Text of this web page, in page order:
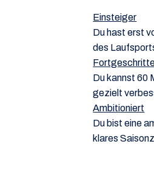
Einsteiger
Du hast erst
des
Du kannst 60
gezielt
Ambitioniert
Du bist eine
klares